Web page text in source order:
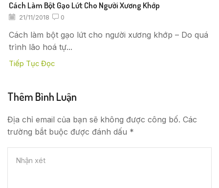
Cách Làm Bột Gạo Lứt Cho Người Xương Khớp
21/11/2018 0
Cách làm bột gạo lứt cho người xương khớp – Do quá
trình lão hoá tự...
Tiếp Tục Đọc
Thêm Bình Luận
Địa chỉ email của bạn sẽ không được công bố. Các
trường bắt buộc được đánh dấu *